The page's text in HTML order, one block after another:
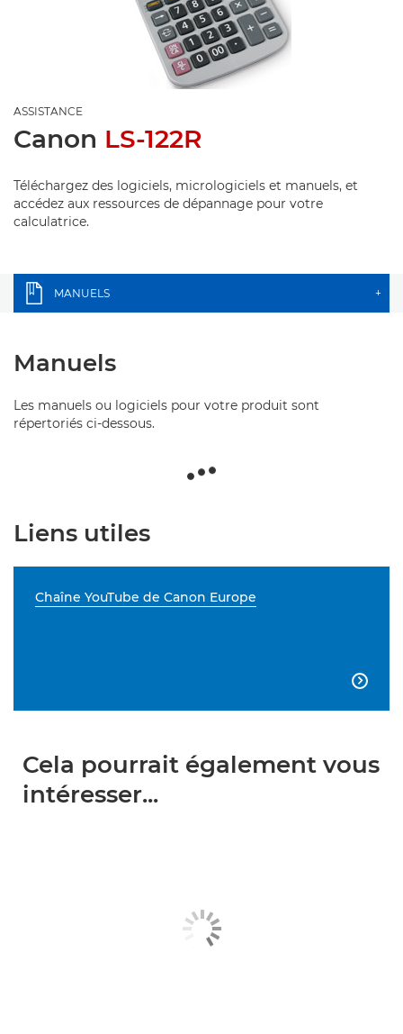
ASSISTANCE
Canon LS-122R
Téléchargez des logiciels, micrologiciels et manuels, et
accédez aux ressources de dépannage pour votre
calculatrice.
MANUELS +
Manuels
Les manuels ou logiciels pour votre produit sont
répertoriés ci-dessous.
Liens utiles
Chaîne YouTube de Canon Europe

Cela pourrait également vous
intéresser...